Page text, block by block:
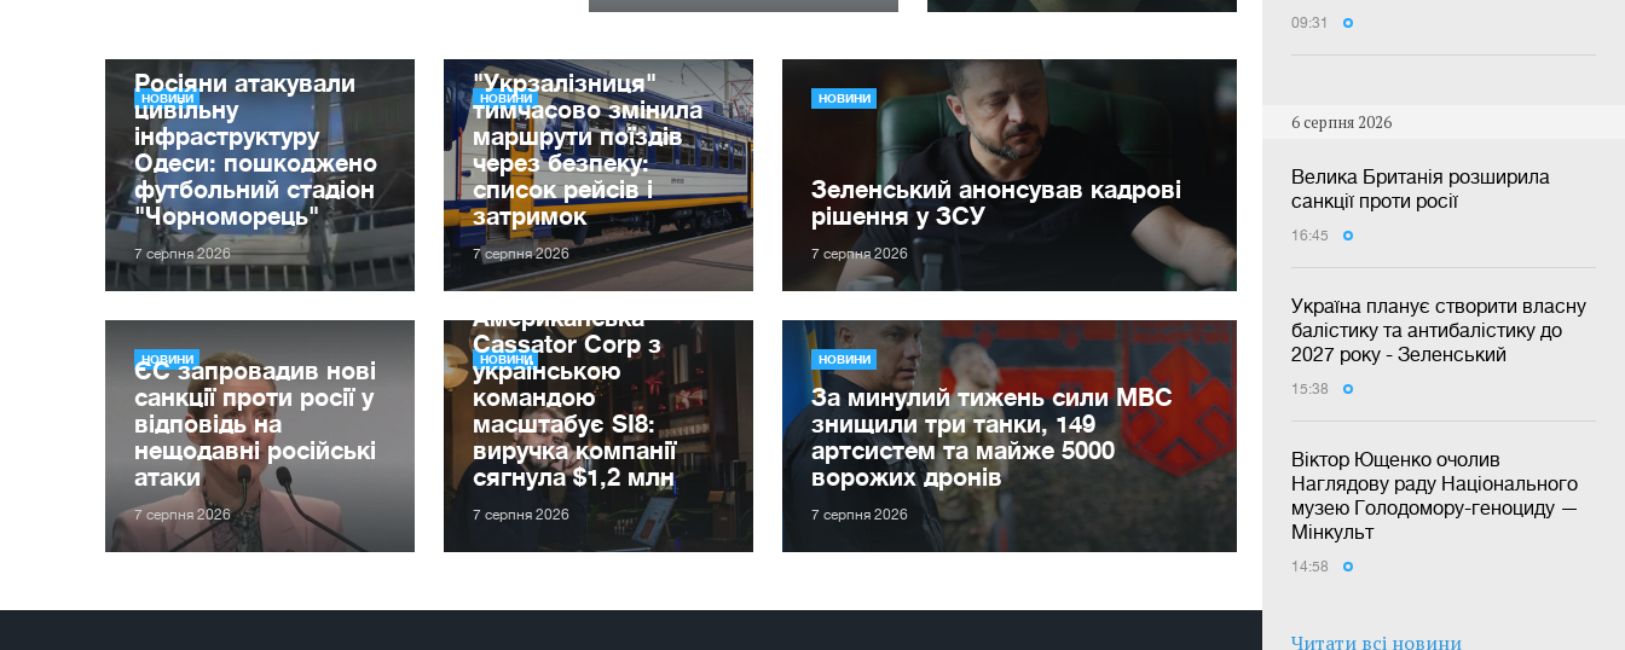
09:31
6 серпня 2026
Велика Британія розширила
санкції проти росії
16:45
Україна планує створити власну
балістику та антибалістику до
2027 року - Зеленський
15:38
Віктор Ющенко очолив
Наглядову раду Національного
музею Голодомору-геноциду —
Мінкульт
14:58
Читати всі новини
НОВИНИ
Росіяни атакували
цивільну
інфраструктуру
Одеси: пошкоджено
футбольний стадіон
"Чорноморець"
7 серпня 2026
НОВИНИ
"Укрзалізниця"
тимчасово змінила
маршрути поїздів
через безпеку:
список рейсів і
затримок
7 серпня 2026
НОВИНИ
Зеленський анонсував кадрові
рішення у ЗСУ
7 серпня 2026
НОВИНИ
ЄС запровадив нові
санкції проти росії у
відповідь на
нещодавні російські
атаки
7 серпня 2026
НОВИНИ
Американська
Cassator Corp з
українською
командою
масштабує SI8:
виручка компанії
сягнула $1,2 млн
7 серпня 2026
НОВИНИ
За минулий тижень сили МВС
знищили три танки, 149
артсистем та майже 5000
ворожих дронів
7 серпня 2026